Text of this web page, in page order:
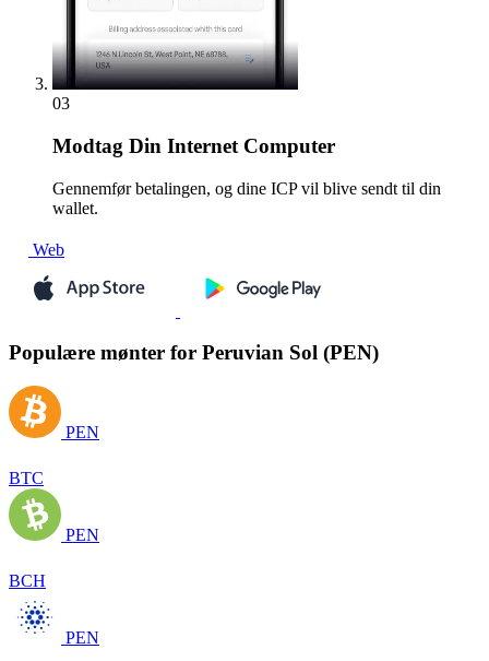
03
Modtag Din Internet Computer
Gennemfør betalingen, og dine ICP vil blive sendt til din
wallet.
Web
Populære mønter for Peruvian Sol (PEN)
PEN
BTC
PEN
BCH
PEN